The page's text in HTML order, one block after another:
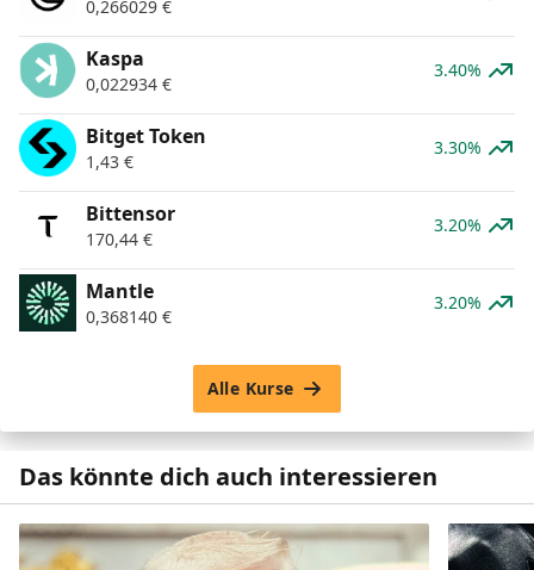
0,266029 €
Kaspa
0,022934 €
3.40%
Bitget Token
1,43 €
3.30%
Bittensor
170,44 €
3.20%
Mantle
0,368140 €
3.20%
Alle Kurse
Das könnte dich auch interessieren